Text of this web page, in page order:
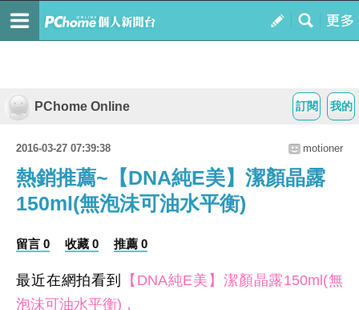
我的
訂閱
PChome Online
2016-03-27 07:39:38 motioner
熱銷推薦~【DNA純E美】潔顏晶露
150ml(無泡沬可油水平衡)
留言 0 收藏 0 推薦 0
最近在網拍看到
【DNA純E美】潔顏晶露150ml(無
泡沬可油水平衡)，